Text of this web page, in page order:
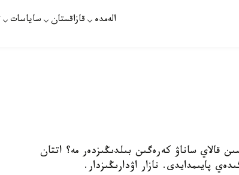
الەمدە قازاقستان ساياسات
قالاي ساناۋ كەرەگىن بىلدىڭىزدەر مە؟ اتتان
پايىمدايدى. نازار اۋدارىڭىزدار.